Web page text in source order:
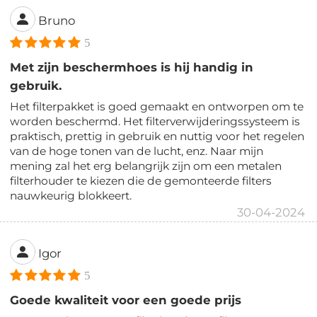
Bruno
5
Met zijn beschermhoes is hij handig in
gebruik.
Het filterpakket is goed gemaakt en ontworpen om te
worden beschermd. Het filterverwijderingssysteem is
praktisch, prettig in gebruik en nuttig voor het regelen
van de hoge tonen van de lucht, enz. Naar mijn
mening zal het erg belangrijk zijn om een metalen
filterhouder te kiezen die de gemonteerde filters
nauwkeurig blokkeert.
30-04-2024
Igor
5
Goede kwaliteit voor een goede prijs